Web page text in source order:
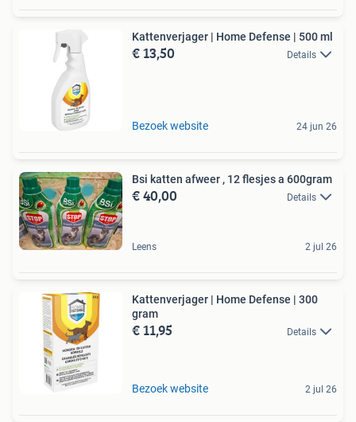
Kattenverjager | Home Defense | 500 ml
€ 13,50 Details
Bezoek website 24 jun 26
Bsi katten afweer , 12 flesjes a 600gram
€ 40,00 Details
Leens 2 jul 26
Kattenverjager | Home Defense | 300
gram
€ 11,95 Details
Bezoek website 2 jul 26